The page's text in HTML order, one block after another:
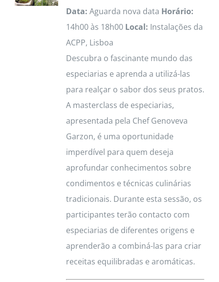
Data: Aguarda nova data Horário:
14h00 às 18h00 Local: Instalações da
ACPP, Lisboa
Descubra o fascinante mundo das
especiarias e aprenda a utilizá-las
para realçar o sabor dos seus pratos.
A masterclass de especiarias,
apresentada pela Chef Genoveva
Garzon, é uma oportunidade
imperdível para quem deseja
aprofundar conhecimentos sobre
condimentos e técnicas culinárias
tradicionais. Durante esta sessão, os
participantes terão contacto com
especiarias de diferentes origens e
aprenderão a combiná-las para criar
receitas equilibradas e aromáticas.